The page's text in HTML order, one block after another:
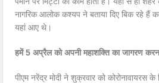
नागरिक आलोक कश्यप ने बताया दिए बिक रहे हैं
यहां आए थे।
हमें 5 अप्रैल को अपनी महाशक्ति का जागरण
पीएम नरेंद्र मोदी ने शुक्रवार को कोरोनावायरस